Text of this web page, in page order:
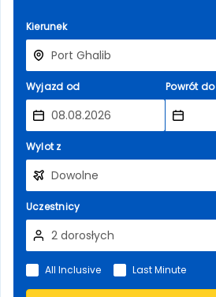
Kierunek
Wyjazd od Powrót do
Wylot z
Uczestnicy
All Inclusive Last Minute